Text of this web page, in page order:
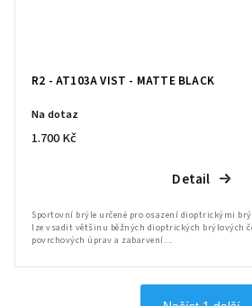
R2 - AT103A VIST - MATTE BLACK
Na dotaz
1.700 Kč
Detail
Sportovní brýle určené pro osazení dioptrickými
lze vsadit většinu běžných dioptrických brýlových
povrchových úprav a zabarvení....